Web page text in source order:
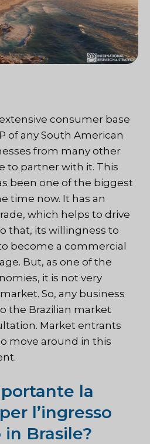
consumer base
of any South American
from many other
to partner with it. This
been one of the biggest
time now. It has an
which helps to drive
that, its willingness to
become a commercial
But, as one of the
it is not very
So, any business
the Brazilian market
Market entrants
move around in this
la
l’ingresso
Brasile?